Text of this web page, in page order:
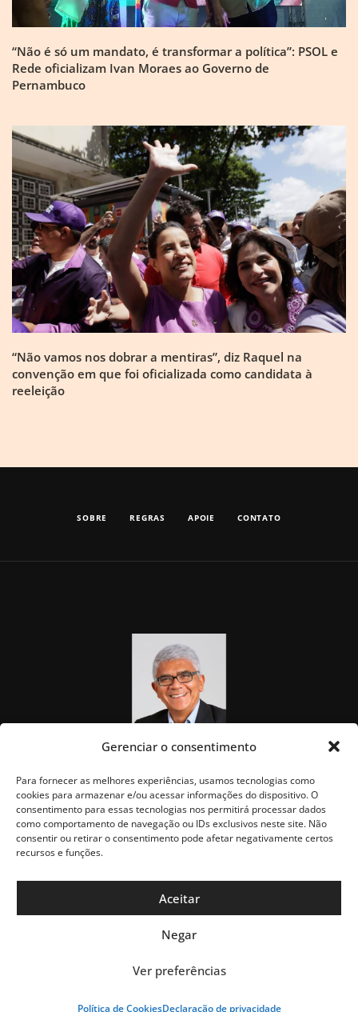
Gerenciar o consentimento
Para fornecer as melhores experiências, usamos tecnologias como
cookies para armazenar e/ou acessar informações do dispositivo. O
consentimento para essas tecnologias nos permitirá processar dados
como comportamento de navegação ou IDs exclusivos neste site. Não
consentir ou retirar o consentimento pode afetar negativamente certos
recursos e funções.
Aceitar
Negar
Ver preferências
Política de CookiesDeclaração de privacidade
“Não é só um mandato, é transformar a política”: PSOL e
Rede oficializam Ivan Moraes ao Governo de
Pernambuco
“Não vamos nos dobrar a mentiras”, diz Raquel na
convenção em que foi oficializada como candidata à
reeleição
SOBRE REGRAS APOIE CONTATO
Todos os direitos